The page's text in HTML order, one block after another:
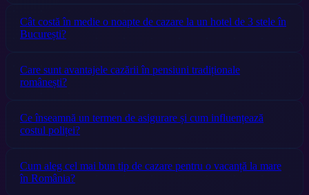
Cât costă în medie o noapte de cazare la un hotel de 3 stele în
București?
Care sunt avantajele cazării în pensiuni tradiționale
românești?
Ce înseamnă un termen de asigurare și cum influențează
costul poliței?
Cum aleg cel mai bun tip de cazare pentru o vacanță la mare
în România?